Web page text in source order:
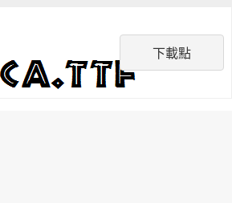
下載點